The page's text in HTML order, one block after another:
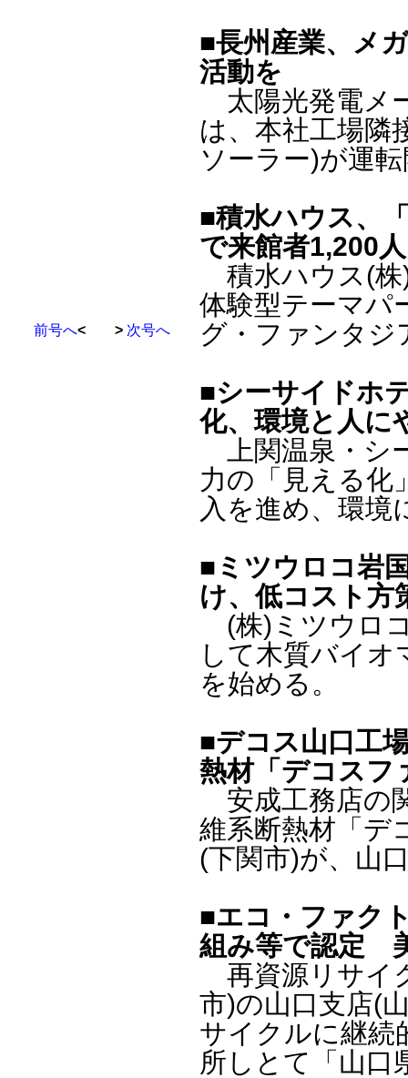
前号へ< > 次号へ
■長州産業、メ
活動を
太陽光発電メ
は、本社工場隣
ソーラー)が運
■積水ハウス、
で来館者1,200人
積水ハウス(株
体験型テーマパ
グ・ファンタジ
■シーサイドホ
化、環境と人に
上関温泉・シ
力の「見える化
入を進め、環境
■ミツウロコ岩
け、低コスト方
(株)ミツウロ
して木質バイオ
を始める。
■デコス山口工
熱材「デコスフ
安成工務店の
維系断熱材「デ
(下関市)が、山
■エコ・ファク
組み等で認定
再資源リサイ
市)の山口支店(
サイクルに継続
所しとて「山口